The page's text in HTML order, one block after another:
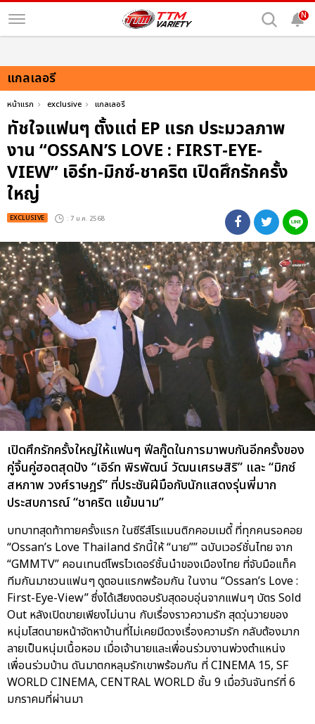
N
แกลเลอรี
หน้าแรก exclusive แกลเลอรี
ทัชใจแฟนๆ ตั้งแต่ EP แรก ประมวลภาพ
งาน “OSSAN’S LOVE : FIRST-EYE-
VIEW” เอิร์ท-มิกซ์-ชาคริต เปิดศึกรักครั้ง
ใหญ่
EXCLUSIVE : 7 ม.ค. 2568
เปิดศึกรักครั้งใหญ่ให้แฟนๆ ฟีลกู๊ดในการมาพบกันอีกครั้งของ
คู่จิ้นคู่ฮอตสุดปัง “เอิร์ท พิรพัฒน์ วัฒนเศรษสิริ” และ “มิกซ์
สหภาพ วงศ์ราษฎร์” ที่ประชันฝีมือกับนักแสดงรุ่นพี่มาก
ประสบการณ์ “ชาคริต แย้มนาม”
บทบาทสุดท้าทายครั้งแรก ในซีรีส์โรแมนติกคอมเมดี้ ที่ทุกคนรอคอย
“Ossan’s Love Thailand รักนี้ให้ “นาย”” ฉบับเวอร์ชั่นไทย จาก
“GMMTV” คอนเทนต์โพรไวเดอร์ชั้นนำของเมืองไทย ที่จับมือแท็ค
ทีมกันมาชวนแฟนๆ ดูตอนแรกพร้อมกัน ในงาน “Ossan’s Love :
First-Eye-View” ซึ่งได้เสียงตอบรับสุดอบอุ่นจากแฟนๆ บัตร Sold
Out หลังเปิดขายเพียงไม่นาน กับเรื่องราวความรัก สุดวุ่นวายของ
หนุ่มโสดนายหน้าจัดหาบ้านที่ไม่เคยมีดวงเรื่องความรัก กลับต้องมาก
ลายเป็นหนุ่มเนื้อหอม เมื่อเจ้านายและเพื่อนร่วมงานพ่วงตำแหน่ง
เพื่อนร่วมบ้าน ดันมาตกหลุมรักเขาพร้อมกัน ที่ CINEMA 15, SF
WORLD CINEMA, CENTRAL WORLD ชั้น 9 เมื่อวันจันทร์ที่ 6
มกราคมที่ผ่านมา